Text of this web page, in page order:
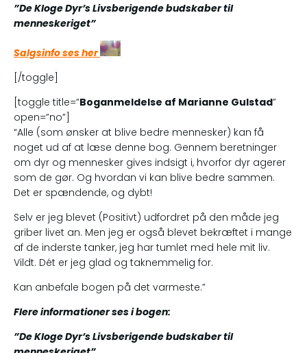
”De Kloge Dyr’s Livsberigende budskaber til
menneskeriget”
Salgsinfo ses her
[/toggle]
[toggle title=”Boganmeldelse af Marianne Gulstad”
open=”no”]
“Alle (som ønsker at blive bedre mennesker) kan få
noget ud af at læse denne bog. Gennem beretninger
om dyr og mennesker gives indsigt i, hvorfor dyr agerer
som de gør. Og hvordan vi kan blive bedre sammen.
Det er spændende, og dybt!
Selv er jeg blevet (Positivt) udfordret på den måde jeg
griber livet an. Men jeg er også blevet bekræftet i mange
af de inderste tanker, jeg har tumlet med hele mit liv.
Vildt. Dét er jeg glad og taknemmelig for.
Kan anbefale bogen på det varmeste.”
Flere informationer ses i bogen:
”De Kloge Dyr’s Livsberigende budskaber til